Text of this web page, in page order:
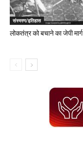
संस्मरण/इतिहास
लोकतंत्र को बचाने का जेपी मार्ग